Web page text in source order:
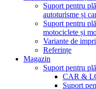
Suport pentru
autoturisme și
Suport pentru
motociclete și
Variante de
Referințe
Magazin
Suport pentru
CAR &
Suport